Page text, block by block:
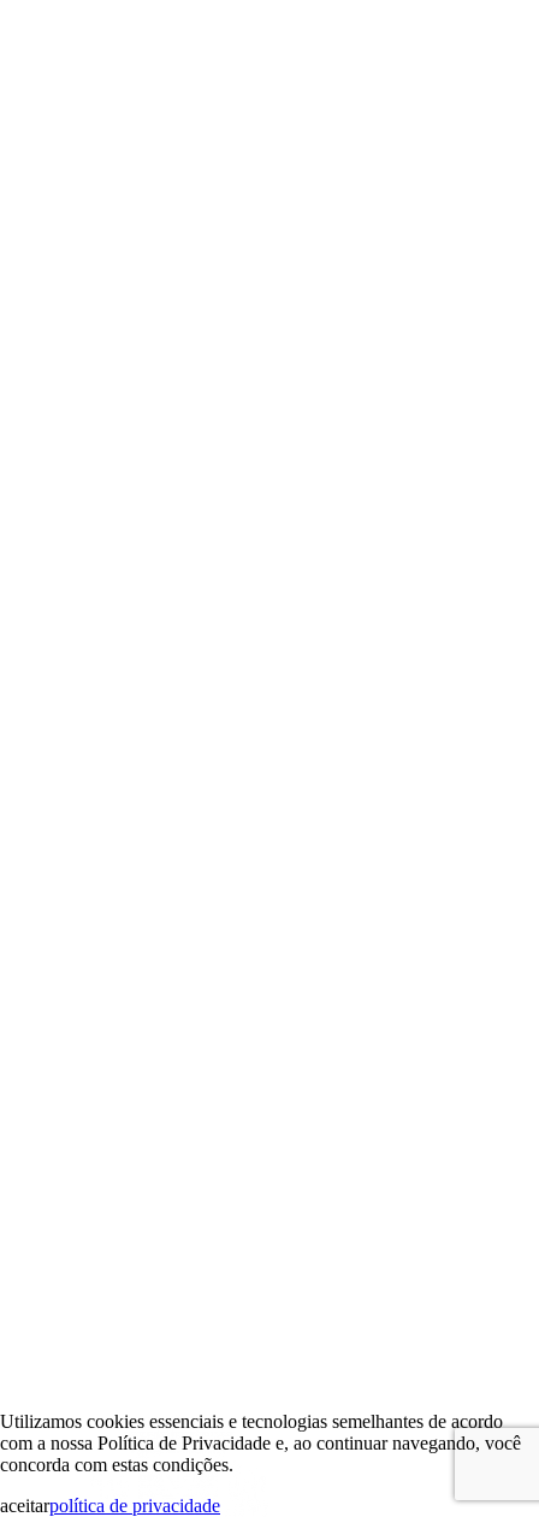
Utilizamos cookies essenciais e tecnologias semelhantes de acordo
com a nossa Política de Privacidade e, ao continuar navegando, você
concorda com estas condições.
aceitarpolítica de privacidade